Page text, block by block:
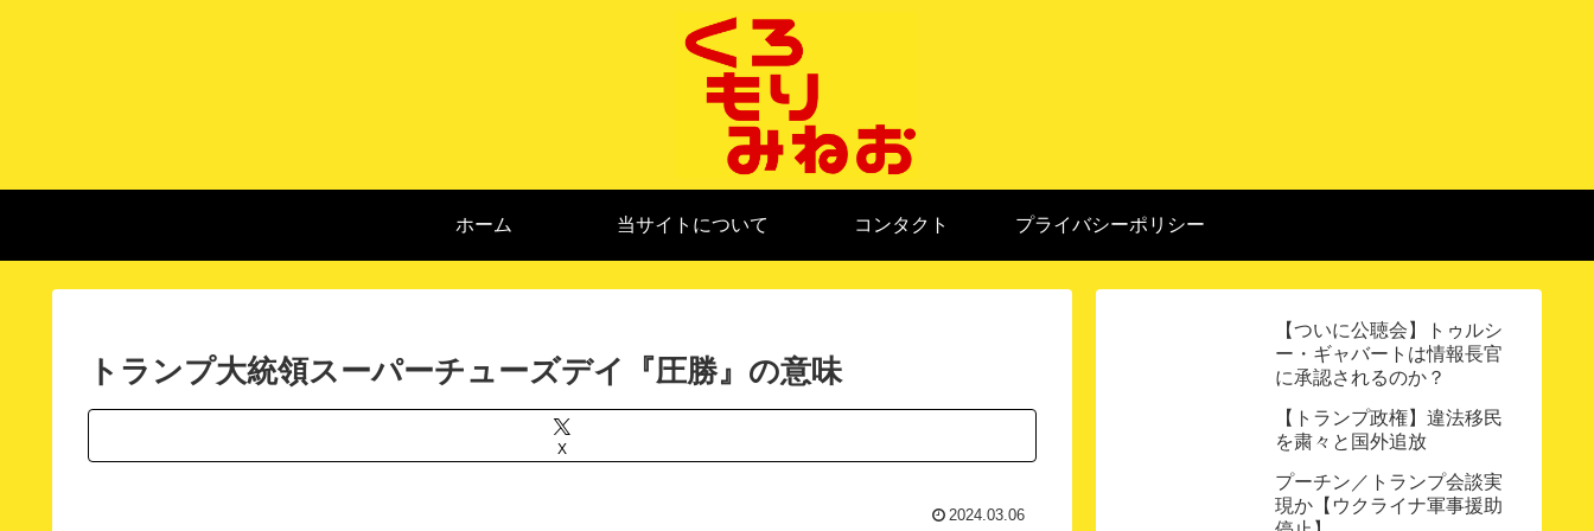
ホーム 当サイトについて コンタクト プライバシーポリシー
トランプ大統領スーパーチューズデイ『圧勝』の意味
X
2024.03.06
【ついに公聴会】トゥルシ
ー・ギャバートは情報長官
に承認されるのか？
【トランプ政権】違法移民
を粛々と国外追放
プーチン／トランプ会談実
現か【ウクライナ軍事援助